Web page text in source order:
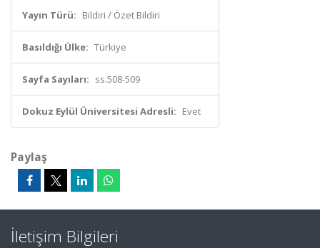
Yayın Türü: Bildiri / Özet Bildiri
Basıldığı Ülke: Türkiye
Sayfa Sayıları: ss.508-509
Dokuz Eylül Üniversitesi Adresli: Evet
Paylaş
İletişim Bilgileri